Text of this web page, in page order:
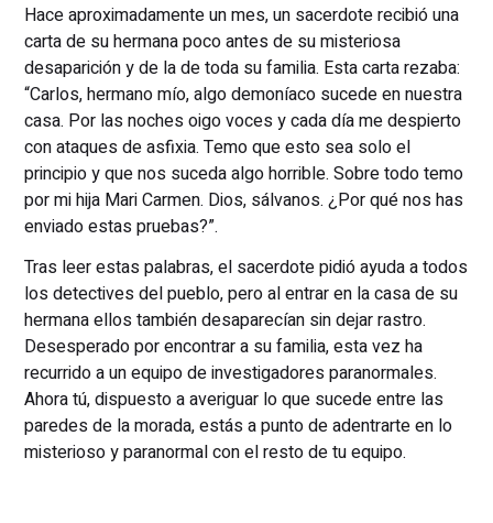
Hace aproximadamente un mes, un sacerdote recibió una
carta de su hermana poco antes de su misteriosa
desaparición y de la de toda su familia. Esta carta rezaba:
“Carlos, hermano mío, algo demoníaco sucede en nuestra
casa. Por las noches oigo voces y cada día me despierto
con ataques de asfixia. Temo que esto sea solo el
principio y que nos suceda algo horrible. Sobre todo temo
por mi hija Mari Carmen. Dios, sálvanos. ¿Por qué nos has
enviado estas pruebas?”.
Tras leer estas palabras, el sacerdote pidió ayuda a todos
los detectives del pueblo, pero al entrar en la casa de su
hermana ellos también desaparecían sin dejar rastro.
Desesperado por encontrar a su familia, esta vez ha
recurrido a un equipo de investigadores paranormales.
Ahora tú, dispuesto a averiguar lo que sucede entre las
paredes de la morada, estás a punto de adentrarte en lo
misterioso y paranormal con el resto de tu equipo.